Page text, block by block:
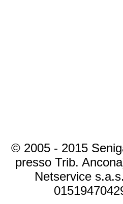
© 2005 - 2015
presso Trib.
Netservice